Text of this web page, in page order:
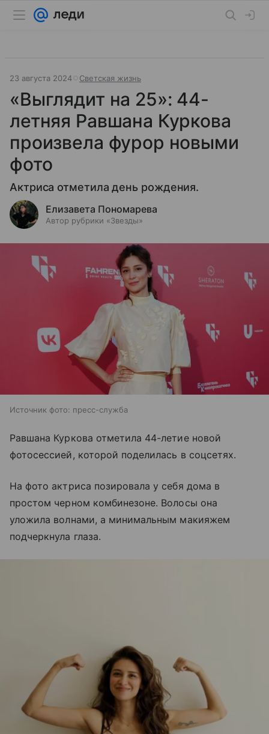
23 августа 2024 Светская жизнь
«Выглядит на 25»: 44-
летняя Равшана Куркова
произвела фурор новыми
фото
Актриса отметила день рождения.
Елизавета Пономарева
Автор рубрики «Звезды»
Источник фото: пресс-служба
Равшана Куркова отметила 44-летие новой
фотосессией, которой поделилась в соцсетях.
На фото актриса позировала у себя дома в
простом черном комбинезоне. Волосы она
уложила волнами, а минимальным макияжем
подчеркнула глаза.